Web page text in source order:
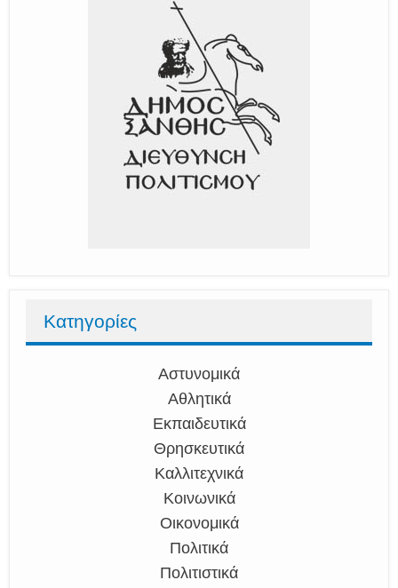
Κατηγορίες
Αστυνομικά
Αθλητικά
Εκπαιδευτικά
Θρησκευτικά
Καλλιτεχνικά
Κοινωνικά
Οικονομικά
Πολιτικά
Πολιτιστικά